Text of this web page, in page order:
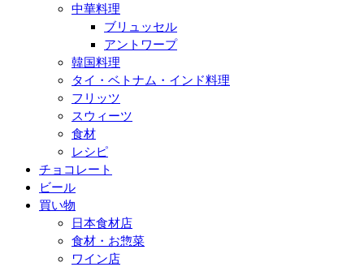
中華料理
ブリュッセル
アントワープ
韓国料理
タイ・ベトナム・インド料理
フリッツ
スウィーツ
食材
レシピ
チョコレート
ビール
買い物
日本食材店
食材・お惣菜
ワイン店